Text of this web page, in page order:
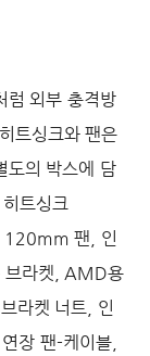
럼 외부 충격방
트싱크와 팬은
도의 박스에 담
트싱크
팬, 인
라켓, AMD용
라켓 너트, 인
장 팬-케이블,